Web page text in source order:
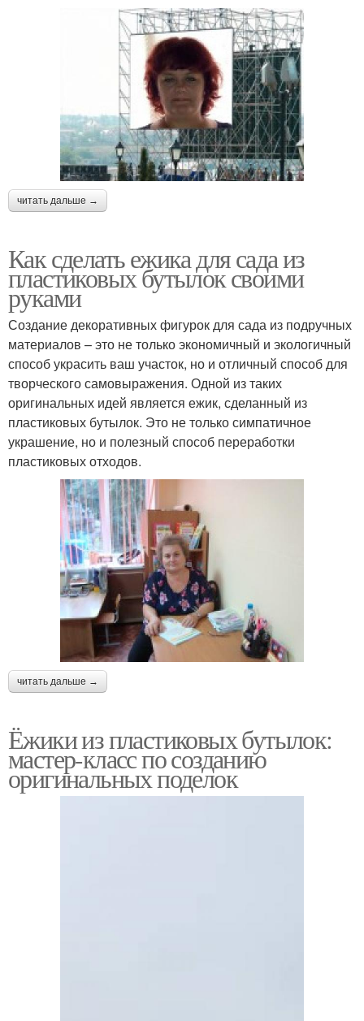
читать дальше →
Как сделать ежика для сада из
пластиковых бутылок своими
руками
Создание декоративных фигурок для сада из подручных
материалов – это не только экономичный и экологичный
способ украсить ваш участок, но и отличный способ для
творческого самовыражения. Одной из таких
оригинальных идей является ежик, сделанный из
пластиковых бутылок. Это не только симпатичное
украшение, но и полезный способ переработки
пластиковых отходов.
читать дальше →
Ёжики из пластиковых бутылок:
мастер-класс по созданию
оригинальных поделок